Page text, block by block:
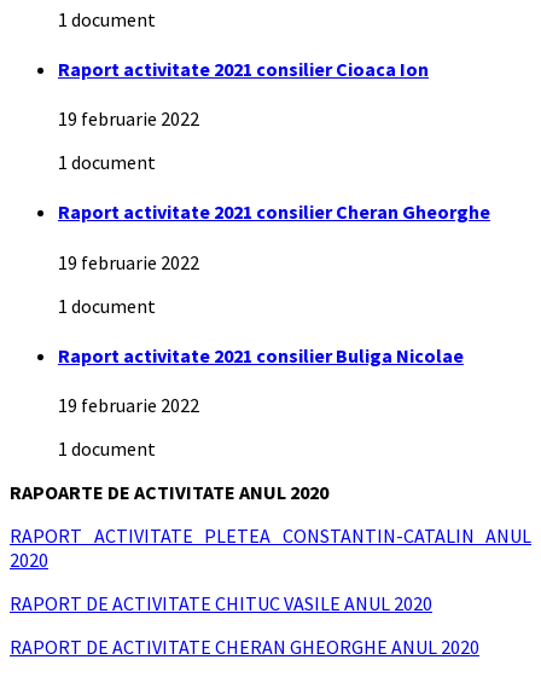
1 document
Raport activitate 2021 consilier Cioaca Ion
19 februarie 2022
1 document
Raport activitate 2021 consilier Cheran Gheorghe
19 februarie 2022
1 document
Raport activitate 2021 consilier Buliga Nicolae
19 februarie 2022
1 document
RAPOARTE DE ACTIVITATE ANUL 2020
RAPORT ACTIVITATE PLETEA CONSTANTIN-CATALIN ANUL
2020
RAPORT DE ACTIVITATE CHITUC VASILE ANUL 2020
RAPORT DE ACTIVITATE CHERAN GHEORGHE ANUL 2020